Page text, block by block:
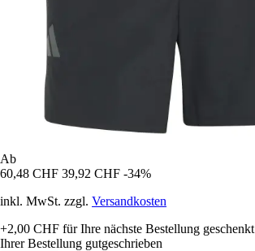
Ab
60,48 CHF 39,92 CHF -34%
inkl. MwSt. zzgl. Versandkosten
+2,00 CHF für Ihre nächste Bestellung geschenkt
Ihrer Bestellung gutgeschrieben